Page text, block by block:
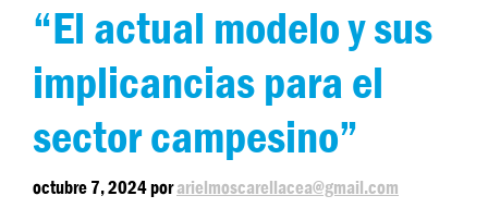
“El actual modelo y sus
implicancias para el
sector campesino”
octubre 7, 2024porarielmoscarellacea@gmail.com